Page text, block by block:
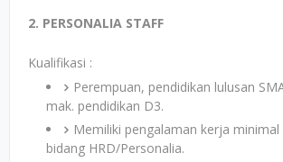
2. PERSONALIA STAFF
Kualifikasi :
Perempuan, pendidikan lulusan
mak. pendidikan D3.
Memiliki pengalaman kerja
bidang HRD/Personalia.